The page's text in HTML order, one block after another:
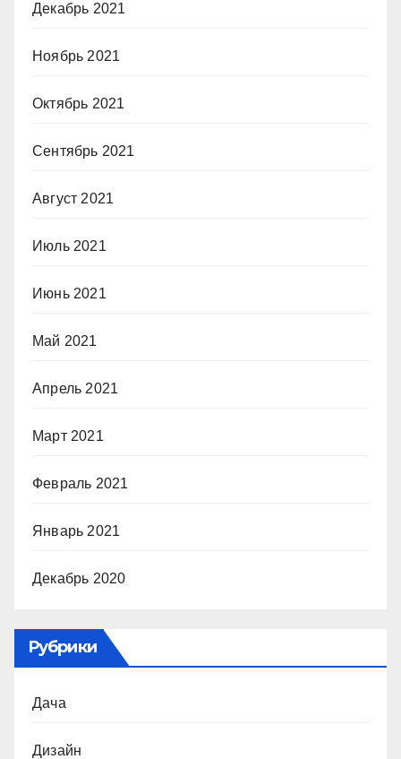
Декабрь 2021
Ноябрь 2021
Октябрь 2021
Сентябрь 2021
Август 2021
Июль 2021
Июнь 2021
Май 2021
Апрель 2021
Март 2021
Февраль 2021
Январь 2021
Декабрь 2020
Рубрики
Дача
Дизайн